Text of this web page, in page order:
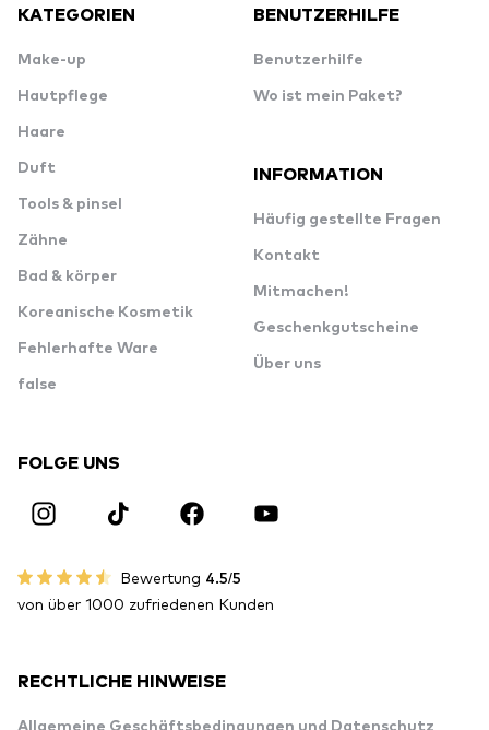
KATEGORIEN
Make-up
Hautpflege
Haare
Duft
Tools & pinsel
Zähne
Bad & körper
Koreanische Kosmetik
Fehlerhafte Ware
false
BENUTZERHILFE
Benutzerhilfe
Wo ist mein Paket?
INFORMATION
Häufig gestellte Fragen
Kontakt
Mitmachen!
Geschenkgutscheine
Über uns
FOLGE UNS
Bewertung 4.5/5
von über 1000 zufriedenen Kunden
RECHTLICHE HINWEISE
Allgemeine Geschäftsbedingungen und Datenschutz